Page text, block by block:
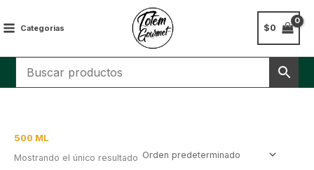
al
contenido
Categorias $0
500 ML
Mostrando el único resultado